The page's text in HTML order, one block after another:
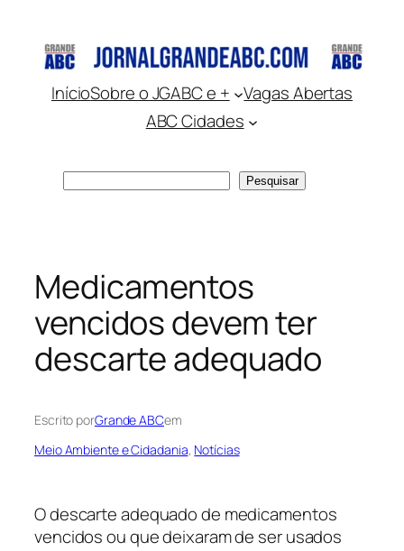
conteúdo
InícioSobre o JGABC e +
Vagas Abertas
ABC Cidades
Pesquisar
Medicamentos
vencidos devem ter
descarte adequado
Escrito porGrande ABCem
Meio Ambiente e Cidadania, Notícias
O descarte adequado de medicamentos
vencidos ou que deixaram de ser usados